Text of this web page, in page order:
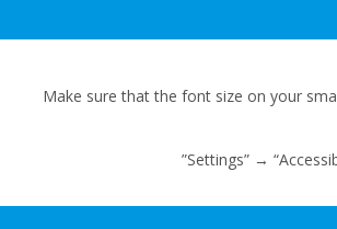
Make sure that the font size on your